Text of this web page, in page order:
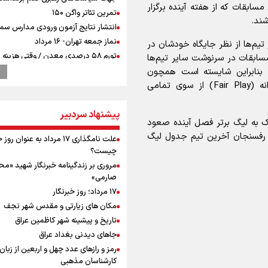
که از هفته آینده برگزار
از نظر جایگاه خودشان در
در سرنوشت سایر تیم‌ها
شایسته است همچون
گذشته، رعایت اصول اخلاق ورزشی و بازی جوانمردانه (Fair Play) از سوی تمامی
به لیگ برتر فصل آینده صعود
آخرین تیم جدول لیگ
تمرین تئاتر واگن ۱۵۰
انتشار نتایج آزمون ورودی مدارس
نماز جمعه تهران- ۱۶ مرداد
تورم ۵۸ درصدی معدن / وقتی هزینه
استخراج از توان قیمت‌گذاری سبقت
پالایشگاه نفت اسلواکی منفجر شد
میان صعود و سقوط
وزیر ورزش و جوانان ایران از مرکز ملی
جمهوری آذربایجان بازدید کرد
موسی جنپو، بازیکن فصل گذشته
پانتولیکوس یونان پیوست
بازدید وزیر ورزش ایران از مجموعه ملی
تیراندازی باکو یکی از مجهزترین مراکز
تیراندازی منطقه
ورزشکاران سنگنوردی
یمن، ایستاده در برابر تحریم و تجاوز
پیشنهاد سردبیر
علت نامگذاری ۱۷ مرداد به عنوان
چیست؟
مروری بر زندگینامه خبرنگار شهید
صارمی»
۱۷ مرداد؛ روز خبرنگار
مکان های زیارتی و مقدس شهر نجف
تاریخ و پیشینه شهر کاظمین عراق
جاهای دیدنی بغداد عراق
رمز و رازهای عدد چهل و اربعین از زبان
کارشناسان مذهبی